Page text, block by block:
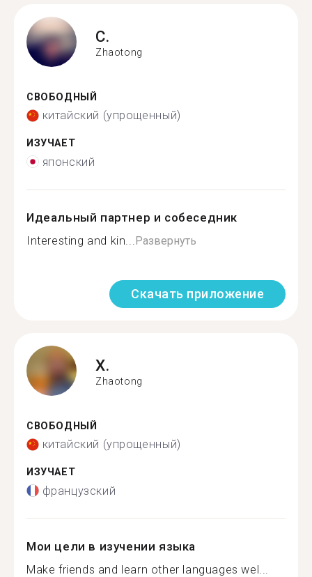
C.
Zhaotong
СВОБОДНЫЙ
китайский (упрощенный)
ИЗУЧАЕТ
японский
Идеальный партнер и собеседник
Interesting and kin... Развернуть
Скачать приложение
X.
Zhaotong
СВОБОДНЫЙ
китайский (упрощенный)
ИЗУЧАЕТ
французский
Мои цели в изучении языка
Make friends and learn other languages wel...